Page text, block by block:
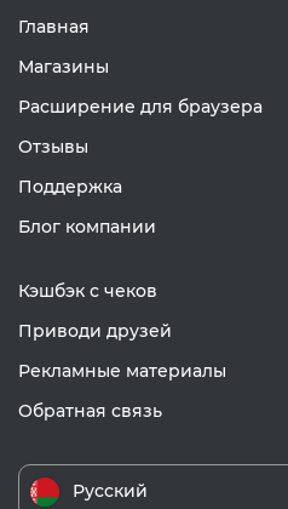
Главная
Магазины
Расширение для браузера
Отзывы
Поддержка
Блог компании
Кэшбэк с чеков
Приводи друзей
Рекламные материалы
Обратная связь
Русский